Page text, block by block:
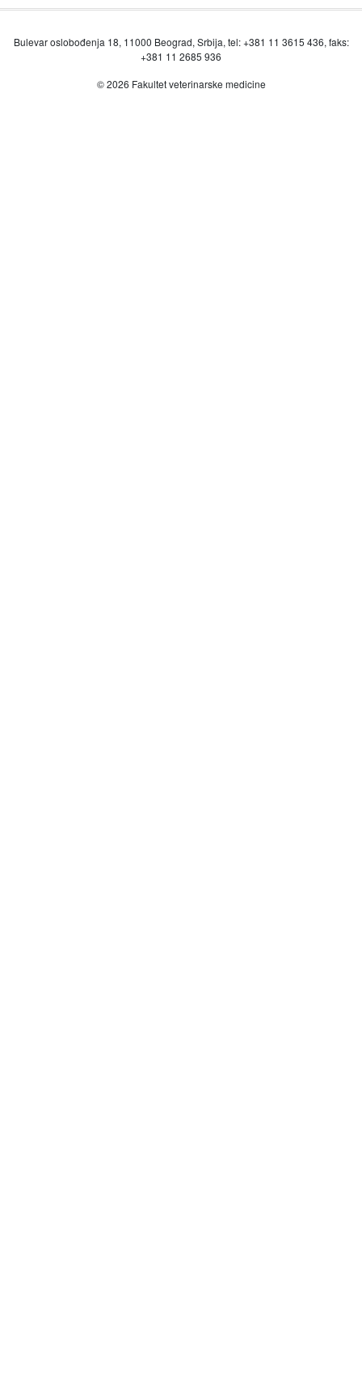
Bulevar oslobođenja 18, 11000 Beograd, Srbija, tel: +381 11 3615 436, faks:
+381 11 2685 936
© 2026 Fakultet veterinarske medicine